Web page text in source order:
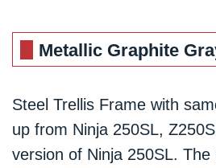
Metallic Graphite
Steel Trellis Frame with
up from Ninja 250SL,
version of Ninja 250SL.